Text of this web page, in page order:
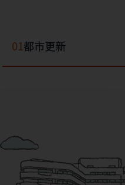
01都市更新